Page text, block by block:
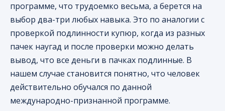
программе, что трудоемко весьма, а берется на
выбор два-три любых навыка. Это по аналогии с
проверкой подлинности купюр, когда из разных
пачек наугад и после проверки можно делать
вывод, что все деньги в пачках подлинные. В
нашем случае становится понятно, что человек
действительно обучался по данной
международно-признанной программе.